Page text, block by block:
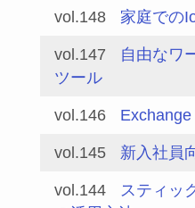
vol.148 家庭での
vol.147
自由なワ
ツール
vol.146
vol.145 新入社員
vol.144
スティッ